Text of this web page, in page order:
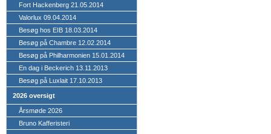
Fort Hackenberg 21.05.2014
Valorlux 09.04.2014
Besøg hos EIB 18.03.2014
Besøg på Chambre 12.02.2014
Besøg på Philharmonien 15.01.2014
En dag i Beckerich 13.11.2013
Besøg på Luxlait 17.10.2013
2026 oversigt
Årsmøde 2026
Bruno Kafferisteri